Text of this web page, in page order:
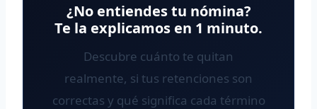
¿No entiendes tu nómina?
Te la explicamos en 1 minuto.
Descubre cuánto te quitan
realmente, si tus retenciones son
correctas y qué significa cada término